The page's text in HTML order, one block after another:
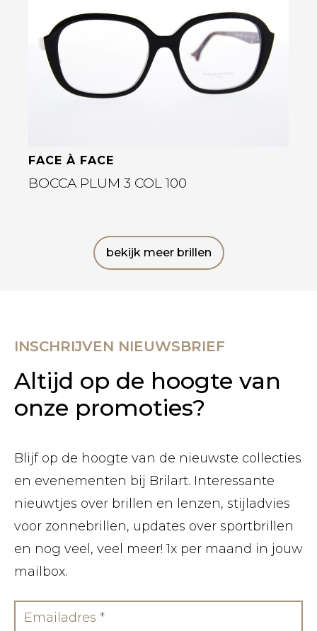
Bekijk deze bril
FACE À FACE
BOCCA PLUM 3 COL 100
bekijk meer brillen
INSCHRIJVEN NIEUWSBRIEF
Altijd op de hoogte van
onze promoties?
Blijf op de hoogte van de nieuwste collecties
en evenementen bij Brilart. Interessante
nieuwtjes over brillen en lenzen, stijladvies
voor zonnebrillen, updates over sportbrillen
en nog veel, veel meer! 1x per maand in jouw
mailbox.